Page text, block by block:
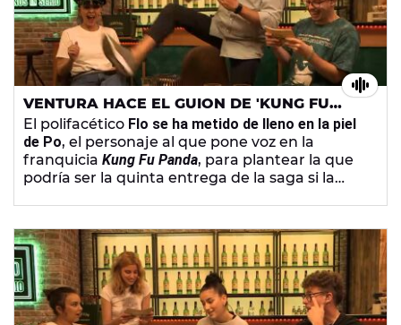
VENTURA HACE EL GUION DE 'KUNG FU
PANDA 5' JUNTO A FLORENTINO
FERNÁNDEZ
El polifacético Flo se ha metido de lleno en la piel
de Po, el personaje al que pone voz en la
franquicia Kung Fu Panda, para plantear la que
podría ser la quinta entrega de la saga si la